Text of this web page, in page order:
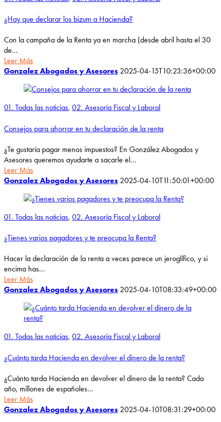
¿Hay que declarar los bizum a Hacienda?
Con la campaña de la Renta ya en marcha (desde abril hasta el 30
de…
Leer Más
Gonzalez Abogados y Asesores 2025-04-15T10:23:36+00:00
01. Todas las noticias, 02. Asesoría Fiscal y Laboral
Consejos para ahorrar en tu declaración de la renta
¿Te gustaría pagar menos impuestos? En González Abogados y
Asesores queremos ayudarte a sacarle el…
Leer Más
Gonzalez Abogados y Asesores 2025-04-10T11:50:01+00:00
01. Todas las noticias, 02. Asesoría Fiscal y Laboral
¿Tienes varios pagadores y te preocupa la Renta?
Hacer la declaración de la renta a veces parece un jeroglífico, y si
encima has…
Leer Más
Gonzalez Abogados y Asesores 2025-04-10T08:33:49+00:00
01. Todas las noticias, 02. Asesoría Fiscal y Laboral
¿Cuánto tarda Hacienda en devolver el dinero de la renta?
¿Cuánto tarda Hacienda en devolver el dinero de la renta? Cada
año, millones de españoles…
Leer Más
Gonzalez Abogados y Asesores 2025-04-10T08:31:29+00:00